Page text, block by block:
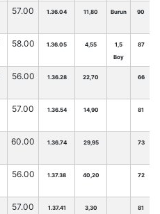
57.00 1.36.04 11,80 Burun 90
58.00 1.36.05 4,55
1,5
Boy
87
56.00 1.36.28 22,70 66
57.00 1.36.54 14,90 81
60.00 1.36.74 29,95 73
56.00 1.37.38 40,20 72
57.00 1.37.41 3,30 81